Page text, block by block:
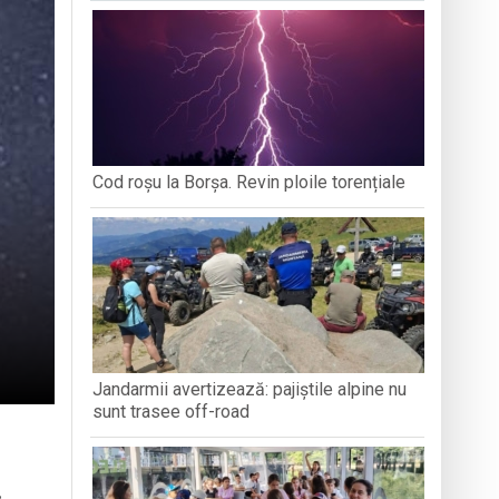
propriul talisman „prinzător de vise”
Satului
vulnerabile din Baia Mare
Training 2026
DE ISTORIE ȘI
DEZVOLTĂ ANXIETATE, IAR CEALALTĂ
MERGE MAI DEPARTE?
Cod roșu la Borșa. Revin ploile torențiale
Jandarmii avertizează: pajiștile alpine nu
sunt trasee off-road